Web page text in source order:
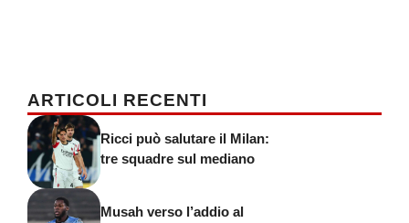
ARTICOLI RECENTI
Ricci può salutare il Milan:
tre squadre sul mediano
Musah verso l’addio al